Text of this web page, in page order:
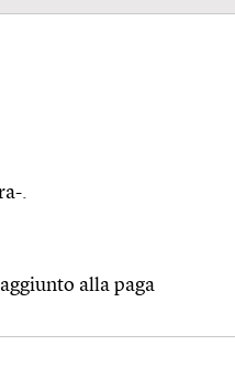
.
alla paga